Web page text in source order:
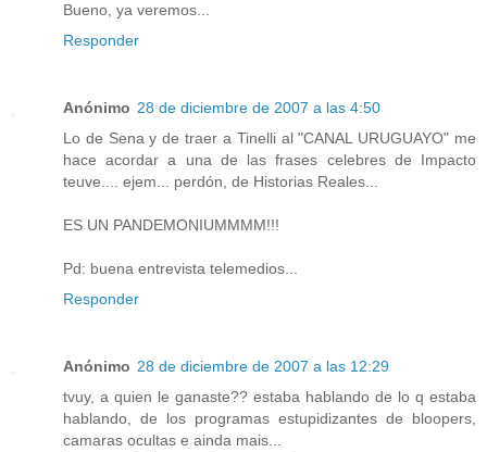
Bueno, ya veremos...
Responder
Anónimo 28 de diciembre de 2007 a las 4:50
Lo de Sena y de traer a Tinelli al "CANAL URUGUAYO" me
hace acordar a una de las frases celebres de Impacto
teuve.... ejem... perdón, de Historias Reales...
ES UN PANDEMONIUMMMM!!!
Pd: buena entrevista telemedios...
Responder
Anónimo 28 de diciembre de 2007 a las 12:29
tvuy, a quien le ganaste?? estaba hablando de lo q estaba
hablando, de los programas estupidizantes de bloopers,
camaras ocultas e ainda mais...